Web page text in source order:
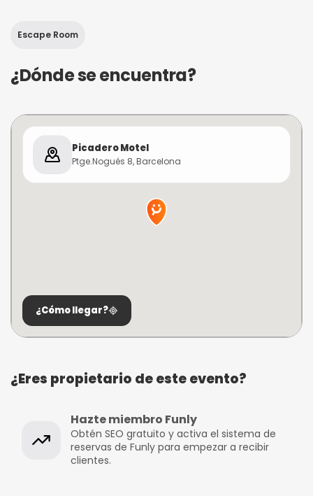
Escape Room
¿Dónde se encuentra?
Picadero Motel
Ptge.Nogués 8, Barcelona
¿Cómo llegar?
¿Eres propietario de este evento?
Hazte miembro Funly
Obtén SEO gratuito y activa el sistema de
reservas de Funly para empezar a recibir
clientes.